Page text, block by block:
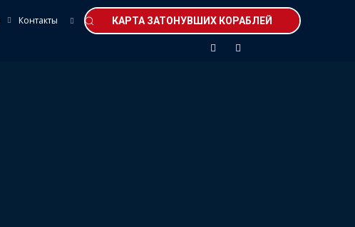
Контакты КАРТА ЗАТОНУВШИХ КОРАБЛЕЙ